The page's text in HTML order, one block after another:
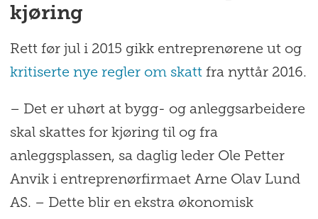
kjøring
Rett før jul i 2015 gikk entreprenørene ut og
kritiserte nye regler om skattfra nyttår 2016.
– Det er uhørt at bygg- og anleggsarbeidere
skal skattes for kjøring til og fra
anleggsplassen, sa daglig leder Ole Petter
Anvik i entreprenørfirmaet Arne Olav Lund
AS. – Dette blir en ekstra økonomisk